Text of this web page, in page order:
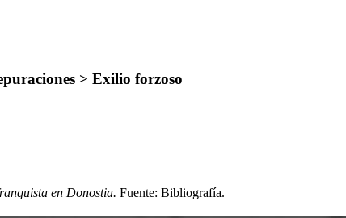
> Exilio forzoso
en Donostia. Fuente: Bibliografía.